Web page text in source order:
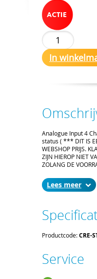
In
Analogue Input 4
status ( *** DIT IS
WEBSHOP PRIJS.
ZIJN HIEROP NIET
ZOLANG DE
Lees
Productcode:CRE-
Service